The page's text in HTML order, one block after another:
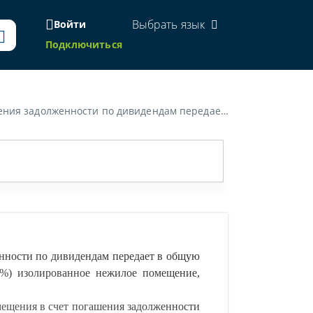
Войти
Подключиться
Выбрать язык
Является ли объектом обложения налогом на добавленную стоимость передача нежилого помещения в счет погашения задолженности по дивидендам?»
по дивидендам передает в общую
изолированное нежилое помещение,
в счет погашения задолженности